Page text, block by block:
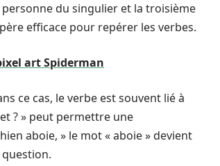
du singulier et la troisième
efficace pour repérer les verbes.
art Spiderman
ce cas, le verbe est souvent lié à
? » peut permettre une
aboie, » le mot « aboie » devient